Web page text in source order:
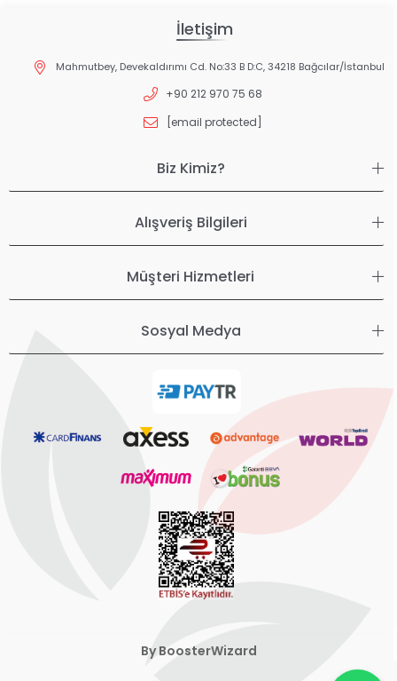
İletişim
Mahmutbey, Devekaldırımı Cd. No:33 B D:C, 34218 Bağcılar/İstanbul
+90 212 970 75 68
[email protected]
Biz Kimiz?
Alışveriş Bilgileri
Müşteri Hizmetleri
Sosyal Medya
By BoosterWizard